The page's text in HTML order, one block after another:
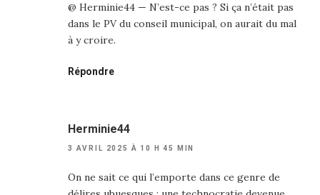
@ Herminie44 — N’est-ce pas ? Si ça n’était pas
dans le PV du conseil municipal, on aurait du mal
à y croire.
Répondre
Herminie44
3 AVRIL 2025 À 10 H 45 MIN
On ne sait ce qui l’emporte dans ce genre de